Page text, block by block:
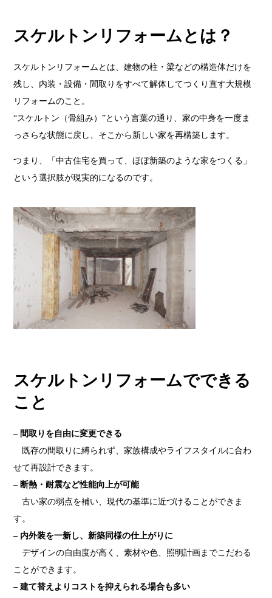
スケルトンリフォームとは？
スケルトンリフォームとは、建物の柱・梁などの構造体だけを
残し、内装・設備・間取りをすべて解体してつくり直す大規模
リフォームのこと。
“スケルトン（骨組み）”という言葉の通り、家の中身を一度ま
っさらな状態に戻し、そこから新しい家を再構築します。
つまり、「中古住宅を買って、ほぼ新築のような家をつくる」
という選択肢が現実的になるのです。
スケルトンリフォームでできる
こと
– 間取りを自由に変更できる
既存の間取りに縛られず、家族構成やライフスタイルに合わ
せて再設計できます。
– 断熱・耐震など性能向上が可能
古い家の弱点を補い、現代の基準に近づけることができま
す。
– 内外装を一新し、新築同様の仕上がりに
デザインの自由度が高く、素材や色、照明計画までこだわる
ことができます。
– 建て替えよりコストを抑えられる場合も多い